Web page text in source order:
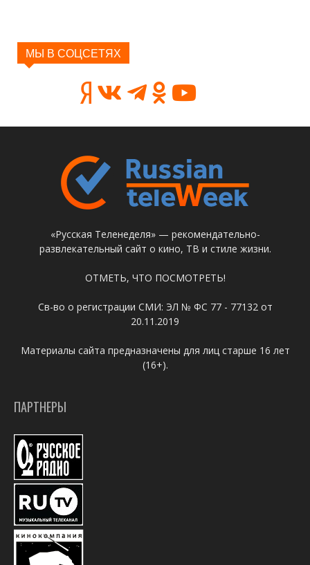
МЫ В СОЦСЕТЯХ
«Русская Теленеделя» — рекомендательно-
развлекательный сайт о кино, ТВ и стиле жизни.
ОТМЕТЬ, ЧТО ПОСМОТРЕТЬ!
Св-во о регистрации СМИ: ЭЛ № ФС 77 - 77132 от
20.11.2019
Материалы сайта предназначены для лиц старше 16 лет
(16+).
ПАРТНЕРЫ